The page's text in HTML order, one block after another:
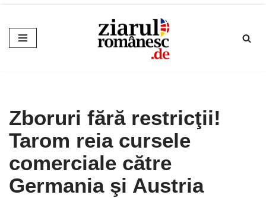
Sari
la
Zboruri fără restricţii!
Tarom reia cursele
comerciale către
Germania şi Austria